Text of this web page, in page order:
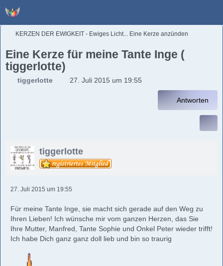
KERZEN DER EWIGKEIT - Ewiges Licht... Eine Kerze anzünden
Eine Kerze für meine Tante Inge (
tiggerlotte)
tiggerlotte 27. Juli 2015 um 19:55
Antworten
tiggerlotte
27. Juli 2015 um 19:55
Für meine Tante Inge, sie macht sich gerade auf den Weg zu
Ihren Lieben! Ich wünsche mir vom ganzen Herzen, das Sie
Ihre Mutter, Manfred, Tante Sophie und Onkel Peter wieder trifft!
Ich habe Dich ganz ganz doll lieb und bin so traurig